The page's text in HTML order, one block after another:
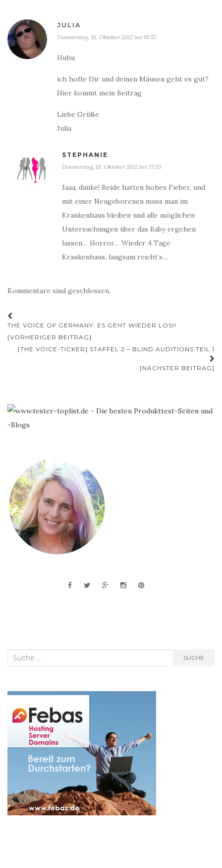
JULIA
Donnerstag, 18. Oktober 2012 bei 16:57
Huhu
ich hoffe Dir und deinen Mäusen geht es gut?
Hier kommt mein Beitrag
Liebe Grüße
Julia
STEPHANIE
Donnerstag, 18. Oktober 2012 bei 17:35
Jaaa, danke! Beide hatten hohes Fieber, und
mit einer Neugeborenen muss man im
Krankenhaus bleiben und alle möglichen
Untersuchungen über das Baby ergehen
lassen… Horror… Wieder 4 Tage
Krankenhaus, langsam reicht’s…
Kommentare sind geschlossen.
Beitrags-
Navigation
THE VOICE OF GERMANY: ES GEHT WIEDER LOS!!
[VORHERIGER BEITRAG]
[THE VOICE-TICKER] STAFFEL 2 – BLIND AUDITIONS TEIL 1
[NÄCHSTER BEITRAG]
Suche
SUCHE